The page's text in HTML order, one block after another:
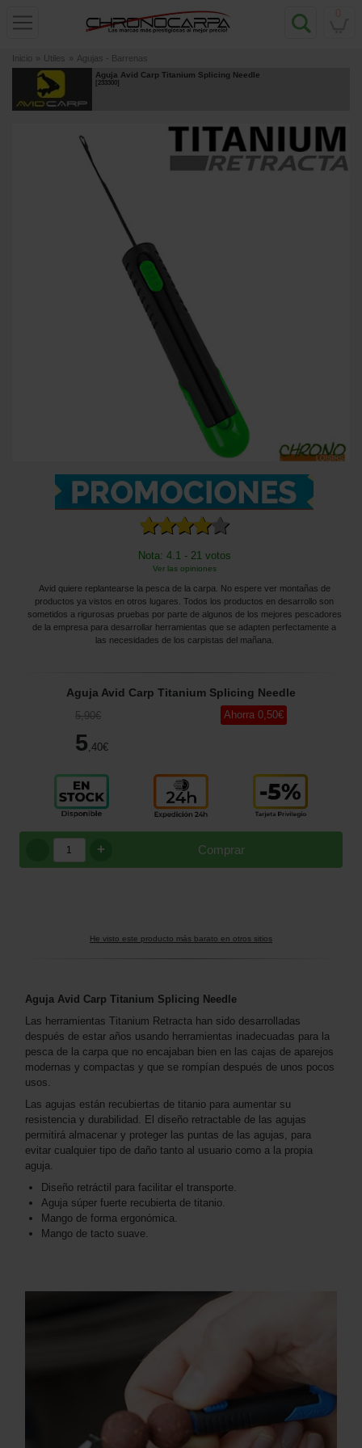
Inicio » Utiles » Agujas - Barrenas
Aguja Avid Carp Titanium Splicing Needle
[233300]
Nota: 4.1 - 21 votos
Ver las opiniones
Avid quiere replantearse la pesca de la carpa. No espere ver montañas de
productos ya vistos en otros lugares. Todos los productos en desarrollo son
sometidos a rigurosas pruebas por parte de algunos de los mejores pescadores
de la empresa para desarrollar herramientas que se adapten perfectamente a
las necesidades de los carpistas del mañana.
Aguja Avid Carp Titanium Splicing Needle
5,90€
5 ,40€
Ahorra 0,50€
Comprar
+
He visto este producto más barato en otros sitios
Aguja Avid Carp Titanium Splicing Needle
Las herramientas Titanium Retracta han sido desarrolladas
después de estar años usando herramientas inadecuadas para la
pesca de la carpa que no encajaban bien en las cajas de aparejos
modernas y compactas y que se rompían después de unos pocos
usos.
Las agujas están recubiertas de titanio para aumentar su
resistencia y durabilidad. El diseño retractable de las agujas
permitirá almacenar y proteger las puntas de las agujas, para
evitar cualquier tipo de daño tanto al usuario como a la propia
aguja.
Diseño retráctil para facilitar el transporte.
Aguja súper fuerte recubierta de titanio.
Mango de forma ergonómica.
Mango de tacto suave.